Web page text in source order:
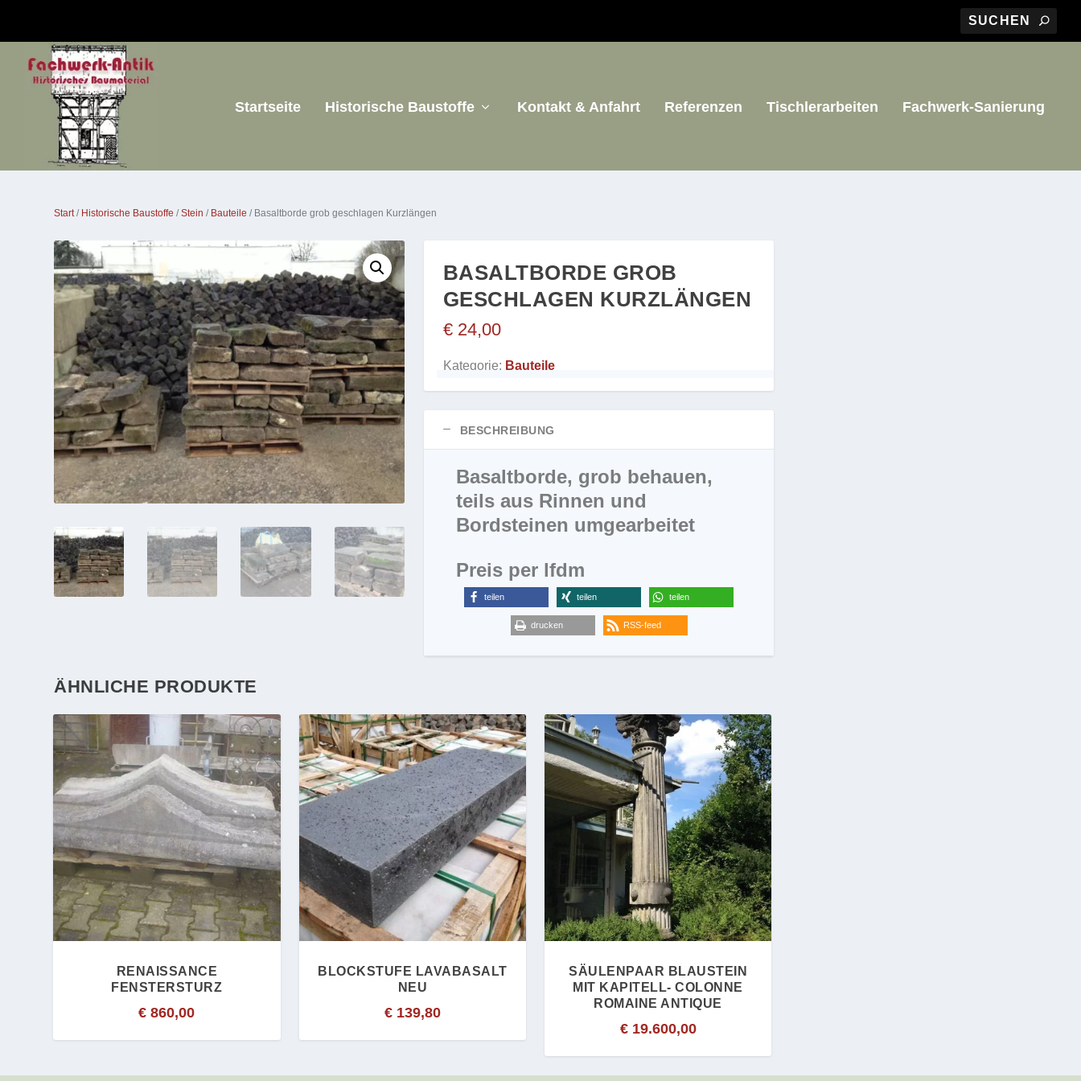
Startseite Historische Baustoffe Kontakt & Anfahrt Referenzen Tischlerarbeiten Fachwerk-Sanierung
Start/ Historische Baustoffe /Stein / Bauteile / Basaltborde grob geschlagen Kurzlängen
BASALTBORDE GROB
GESCHLAGEN KURZLÄNGEN
€24,00
Kategorie: Bauteile
BESCHREIBUNG
Basaltborde, grob behauen,
teils aus Rinnen und
Bordsteinen umgearbeitet
Preis per lfdm
teilen teilen teilen
drucken RSS-feed
ÄHNLICHE PRODUKTE
RENAISSANCE
FENSTERSTURZ
€ 860,00
BLOCKSTUFE LAVABASALT
NEU
€139,80
SÄULENPAAR BLAUSTEIN
MIT KAPITELL- COLONNE
ROMAINE ANTIQUE
€19.600,00